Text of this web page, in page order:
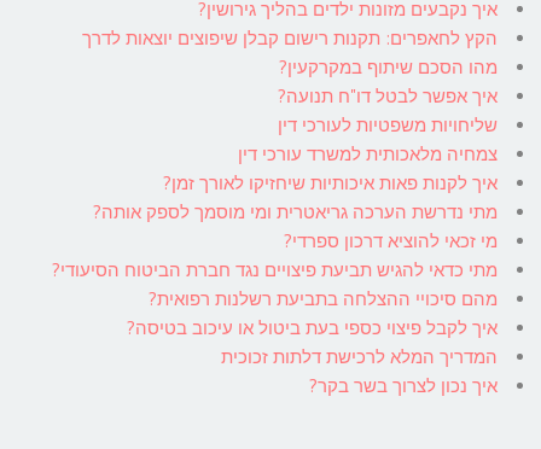
איך נקבעים מזונות ילדים בהליך גירושין?
הקץ לחאפרים: תקנות רישום קבלן שיפוצים יוצאות לדרך
מהו הסכם שיתוף במקרקעין?
איך אפשר לבטל דו"ח תנועה?
שליחויות משפטיות לעורכי דין
צמחיה מלאכותית למשרד עורכי דין
איך לקנות פאות איכותיות שיחזיקו לאורך זמן?
מתי נדרשת הערכה גריאטרית ומי מוסמך לספק אותה?
מי זכאי להוציא דרכון ספרדי?
מתי כדאי להגיש תביעת פיצויים נגד חברת הביטוח הסיעודי?
מהם סיכויי ההצלחה בתביעת רשלנות רפואית?
איך לקבל פיצוי כספי בעת ביטול או עיכוב בטיסה?
המדריך המלא לרכישת דלתות זכוכית
איך נכון לצרוך בשר בקר?